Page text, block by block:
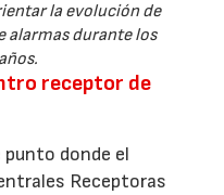
la evolución de
alarmas durante los
receptor de
donde el
Receptoras